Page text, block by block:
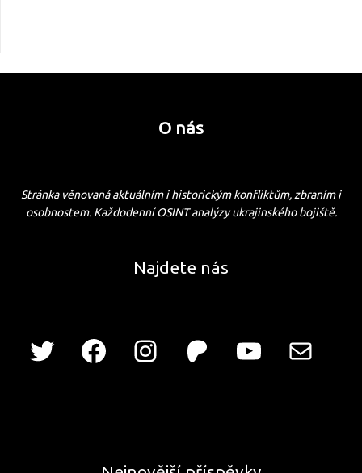
O nás
Stránka věnovaná aktuálním i historickým konfliktům, zbraním i
osobnostem. Každodenní OSINT analýzy ukrajinského bojiště.
Najdete nás